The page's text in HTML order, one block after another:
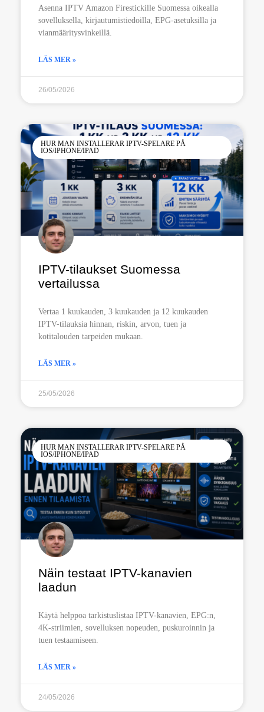
Asenna IPTV Amazon Firestickille Suomessa oikealla
sovelluksella, kirjautumistiedoilla, EPG-asetuksilla ja
vianmääritysvinkeillä.
LÄS MER »
26/05/2026
HUR MAN INSTALLERAR IPTV-SPELARE PÅ
IOS/IPHONE/IPAD
IPTV-tilaukset Suomessa
vertailussa
Vertaa 1 kuukauden, 3 kuukauden ja 12 kuukauden
IPTV-tilauksia hinnan, riskin, arvon, tuen ja
kotitalouden tarpeiden mukaan.
LÄS MER »
25/05/2026
HUR MAN INSTALLERAR IPTV-SPELARE PÅ
IOS/IPHONE/IPAD
Näin testaat IPTV-kanavien
laadun
Käytä helppoa tarkistuslistaa IPTV-kanavien, EPG:n,
4K-striimien, sovelluksen nopeuden, puskuroinnin ja
tuen testaamiseen.
LÄS MER »
24/05/2026